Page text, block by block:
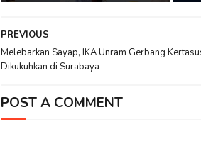
PREVIOUS
Melebarkan Sayap, IKA Unram Gerbang
Dikukuhkan di Surabaya
POST A COMMENT